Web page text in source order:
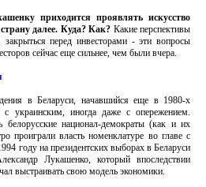
приходится проявлять искусство
далее. Куда? Как? Какие перспективы
перед инвесторами - эти вопросы
сейчас еще сильнее, чем были вчера.
в Беларуси, начавшийся еще в 1980-х
с украинским, иногда даже с опережением.
белорусские национал-демократы (как и их
проиграли власть номенклатуре во главе с
году на президентских выборах в Беларуси
Лукашенко, который впоследствии
выстраивать свою модель экономики.